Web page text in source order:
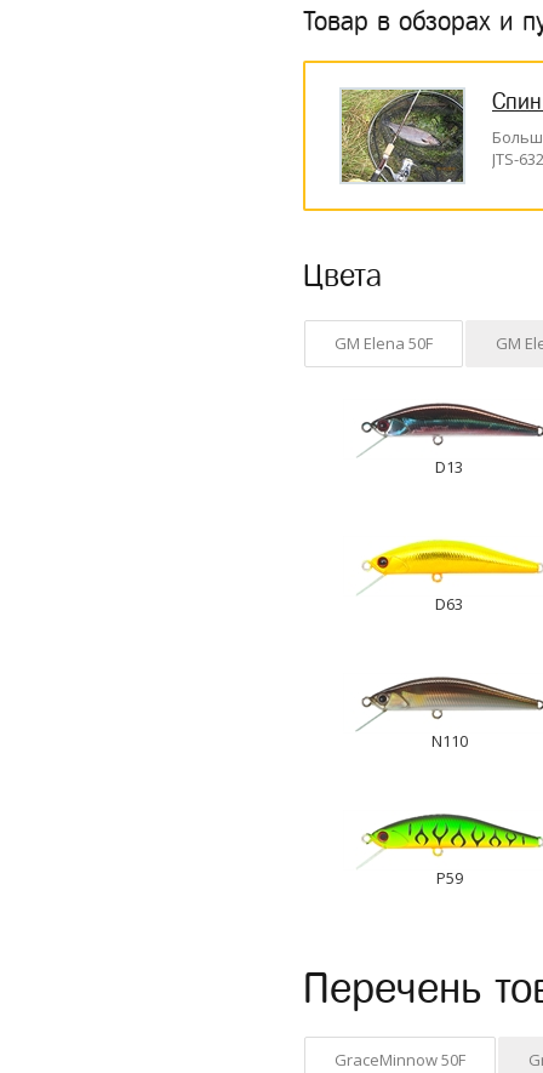
Товар в обзорах и
JTS-
Цвета
GM Elena 50F GM
D13
D63
N110
P59
Перечень
GraceMinnow 50F